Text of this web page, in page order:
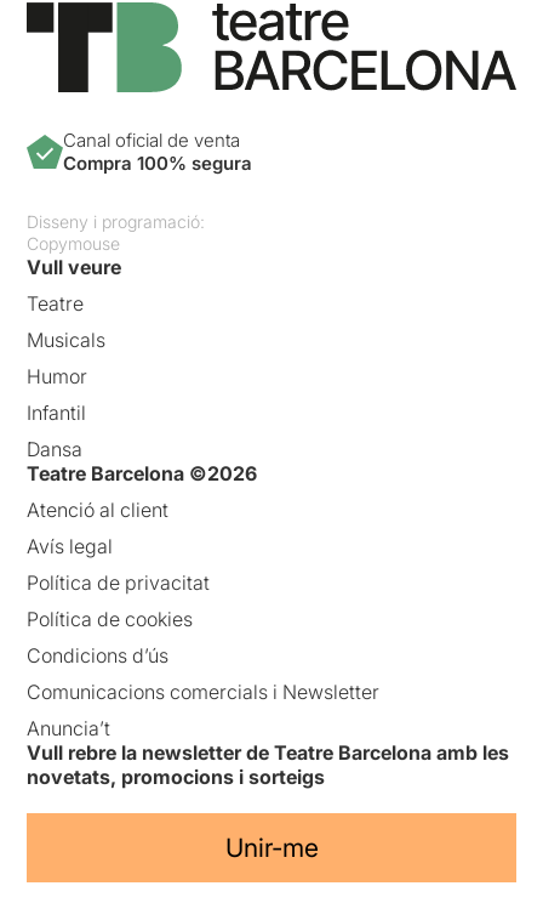
Canal oficial de venta
Compra 100% segura
Disseny i programació:
Copymouse
Vull veure
Teatre
Musicals
Humor
Infantil
Dansa
Teatre Barcelona ©2026
Atenció al client
Avís legal
Política de privacitat
Política de cookies
Condicions d’ús
Comunicacions comercials i Newsletter
Anuncia’t
Vull rebre la newsletter de Teatre Barcelona amb les
novetats, promocions i sorteigs
Unir-me